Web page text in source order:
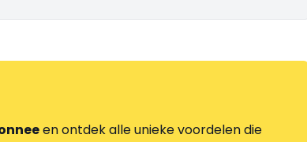
en ontdek alle unieke voordelen die